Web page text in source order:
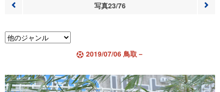
写真23/76
2019/07/06 鳥取－